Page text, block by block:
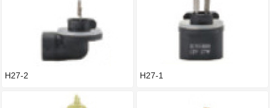
H27-2 H27-1